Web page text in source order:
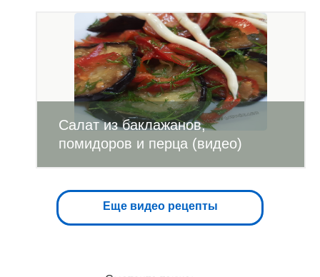
Салат из баклажанов,
помидоров и перца (видео)
Еще видео рецепты